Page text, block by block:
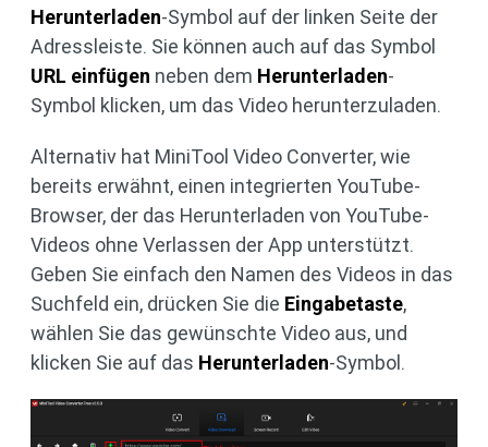
Herunterladen-Symbol auf der linken Seite der
Adressleiste. Sie können auch auf das Symbol
URL einfügen neben dem Herunterladen-
Symbol klicken, um das Video herunterzuladen.
Alternativ hat MiniTool Video Converter, wie
bereits erwähnt, einen integrierten YouTube-
Browser, der das Herunterladen von YouTube-
Videos ohne Verlassen der App unterstützt.
Geben Sie einfach den Namen des Videos in das
Suchfeld ein, drücken Sie die Eingabetaste,
wählen Sie das gewünschte Video aus, und
klicken Sie auf das Herunterladen-Symbol.